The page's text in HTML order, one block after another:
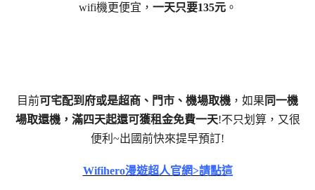
wifi機更便宜， 一天只要135元。
目前可宅配到府或是超商、門市、機場取機 ，如果 同一機
場取還機，滿四天起還可獲租金免費一天!不只划算，又很
便利~出國前快來提早預訂!
Wifihero漫遊超人官網>請點這